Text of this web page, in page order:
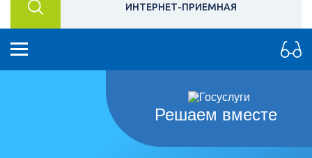
ИНТЕРНЕТ-ПРИЕМНАЯ
Решаем вместе